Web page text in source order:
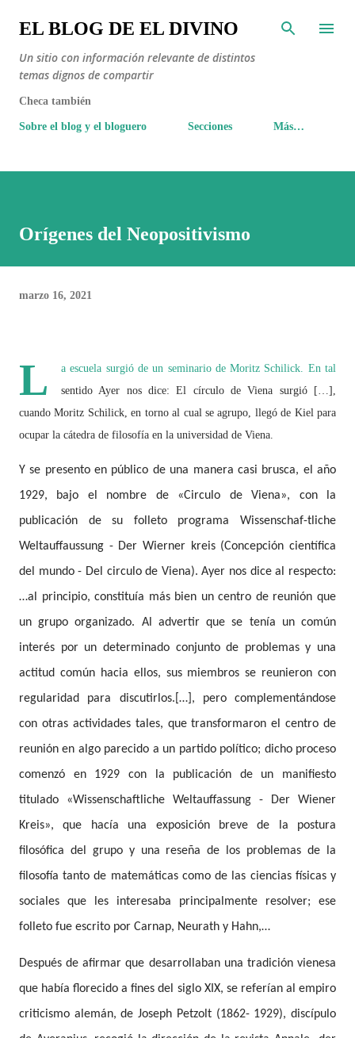
Ir al contenido principal
EL BLOG DE EL DIVINO
Un sitio con información relevante de distintos
temas dignos de compartir
Checa también
Sobre el blog y el bloguero Secciones Más…
Orígenes del Neopositivismo
marzo 16, 2021
L
a escuela surgió de un seminario de Moritz Schilick. En tal
sentido Ayer nos dice: El círculo de Viena surgió […],
cuando Moritz Schilick, en torno al cual se agrupo, llegó de Kiel para
ocupar la cátedra de filosofía en la universidad de Viena.
Y se presento en público de una manera casi brusca, el año
1929, bajo el nombre de «Circulo de Viena», con la
publicación de su folleto programa Wissenschaf-tliche
Weltauffaussung - Der Wierner kreis (Concepción científica
del mundo - Del circulo de Viena). Ayer nos dice al respecto:
…al principio, constituía más bien un centro de reunión que
un grupo organizado. Al advertir que se tenía un común
interés por un determinado conjunto de problemas y una
actitud común hacia ellos, sus miembros se reunieron con
regularidad para discutirlos.[…], pero complementándose
con otras actividades tales, que transformaron el centro de
reunión en algo parecido a un partido político; dicho proceso
comenzó en 1929 con la publicación de un manifiesto
titulado «Wissenschaftliche Weltauffassung - Der Wiener
Kreis», que hacía una exposición breve de la postura
filosófica del grupo y una reseña de los problemas de la
filosofía tanto de matemáticas como de las ciencias físicas y
sociales que les interesaba principalmente resolver; ese
folleto fue escrito por Carnap, Neurath y Hahn,…
Después de afirmar que desarrollaban una tradición vienesa
que había florecido a fines del siglo XIX, se referían al empiro
criticismo alemán, de Joseph Petzolt (1862- 1929), discípulo